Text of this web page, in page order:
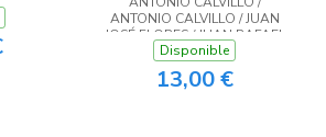
ANTONIO CALVILLO / JUAN
JOSÉ FLORES / JUAN RAFAEL
MUÑOZ MUÑOZ / MARCO
ANTONIO DE LA OSSA
MARTÍNEZ / MAURICIO
Disponible
13,00 €